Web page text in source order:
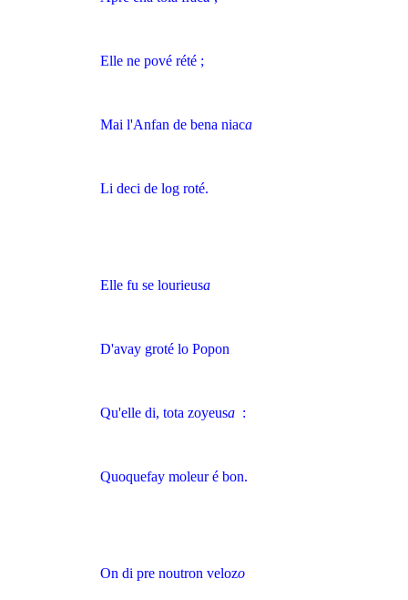
Elle ne pové rété ;
Mai l'Anfan de bena niaca
Li deci de log roté.
Elle fu se lourieusa
D'avay groté lo Popon
Qu'elle di, tota zoyeusa :
Quoquefay moleur é bon.
On di pre noutron velozo